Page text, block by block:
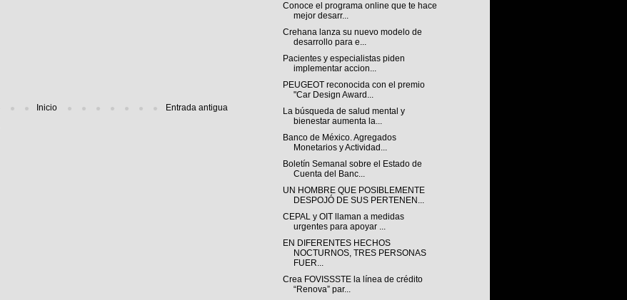
Entrada antigua
Inicio
Conoce el programa online que te hace
mejor desarr...
Crehana lanza su nuevo modelo de
desarrollo para e...
Pacientes y especialistas piden
implementar accion...
PEUGEOT reconocida con el premio
"Car Design Award...
La búsqueda de salud mental y
bienestar aumenta la...
Banco de México. Agregados
Monetarios y Actividad...
Boletín Semanal sobre el Estado de
Cuenta del Banc...
UN HOMBRE QUE POSIBLEMENTE
DESPOJÓ DE SUS PERTENEN...
CEPAL y OIT llaman a medidas
urgentes para apoyar ...
EN DIFERENTES HECHOS
NOCTURNOS, TRES PERSONAS
FUER...
Crea FOVISSSTE la línea de crédito
“Renova” par...